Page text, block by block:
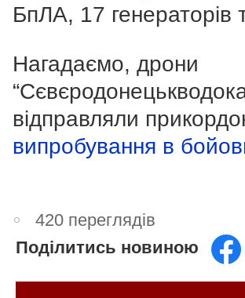
БпЛА, 17
Нагадаємо, дрони
відправляли
випробування в
420 переглядів
Поділитись новиною